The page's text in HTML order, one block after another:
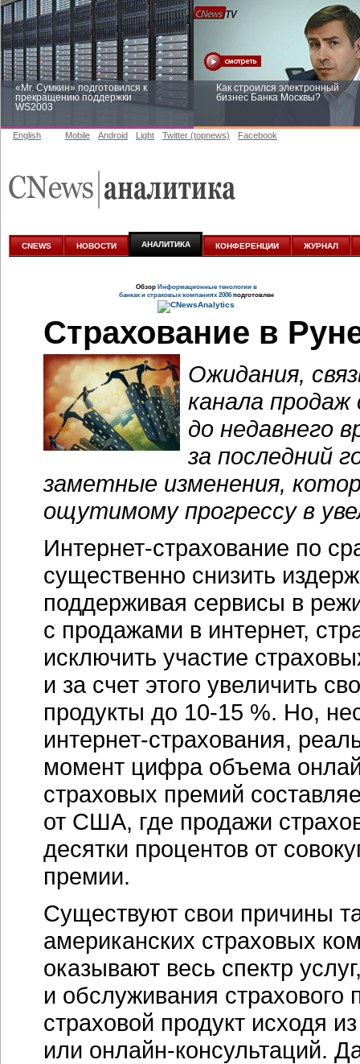
«Mr. Сумкин» подготовился к
прекращению поддержки
WS2003
Как строился электронный
бизнес Банка Москвы?
аналитике
English Mobile Android Light Twitter (topnews) Facebook
CNEWS НОВОСТИ АНАЛИТИКА КОНФЕРЕНЦИИ ЖУРНАЛ
Обзор Информационные тенологии в
банках и страховых компаниях 2006подготовлен
Страхование в
Ожидания,
канала продаж
до недавнего
за последний
заметные изменения,
ощутимому прогрессу в
Интернет-страхование по
существенно снизить
поддерживая сервисы в
с продажами в интернет,
исключить участие
и за счет этого увеличить
продукты до 10-15 %. Но,
интернет-страхования,
момент цифра объема
страховых премий
от США, где продажи
десятки процентов от
премии.
Существуют свои причины
американских страховых
оказывают весь спектр
и обслуживания
страховой продукт исходя
или онлайн-консультаций.